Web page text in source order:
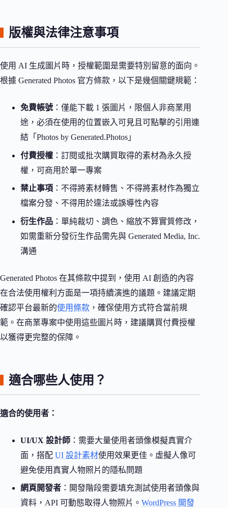
版權與法律注意事項
使用 AI 生成圖片時，授權範圍是需要特別留意的面向。
根據 Generated Photos 官方條款，以下是幾個關鍵規範：
免費帳號：僅能下載 1 張圖片，限個人非商業用
途，必須在使用的位置嵌入可見且可點擊的引用連
結「Photos by Generated.Photos」
付費授權 ：訂閱或批次購買取得的素材為永久授
權，可商用於單一專案
禁止事項 ：不得將素材轉售、不得將素材作為獨立
檔案分發、不得用於違法或誤導性內容
衍生作品 ：單純裁切、調色、縮放不算實質修改，
如需重新分發衍生作品需先與 Generated Media, Inc.
溝通
Generated Photos 在其條款中提到，使用 AI 創造的內容
在合法使用權利方面是一項持續演進的議題。建議定期
確認平台最新的使用條款 ，確保使用方式符合當前規
範。在商業專案中使用這些圖片時，建議購買付費授權
以獲得更完整的保障。
適合哪些人使用？
適合的使用者：
UI/UX 設計師 ：需要大量使用者頭像模擬真實介
面，搭配 UI 設計素材使用效果更佳。虛擬人像可
避免使用真實人物照片的隱私問題
網頁開發者 ：開發階段需要填充測試使用者頭像與
資料，API 可動態取得人物照片。 WordPress 開發